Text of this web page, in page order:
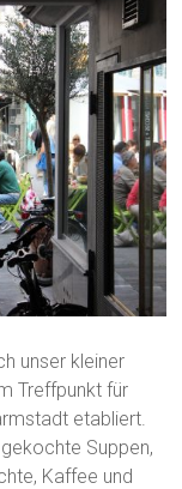
unser kleiner
Treffpunkt für
etabliert.
Suppen,
Kaffee und